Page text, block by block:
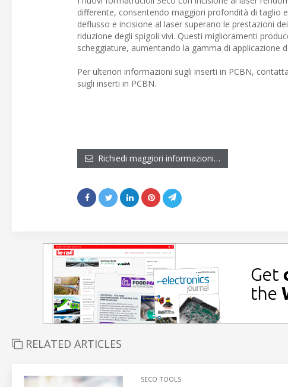
differente, consentendo maggiori profondità di taglio
deflusso e incisione al laser superano le prestazioni
riduzione degli spigoli vivi. Questi miglioramenti
scheggiature, aumentando la gamma di applicazione
Per ulteriori informazioni sugli inserti in PCBN,
sugli inserti in PCBN.
Richiedi maggiori informazioni…
RELATED ARTICLES
SECO TOOLS